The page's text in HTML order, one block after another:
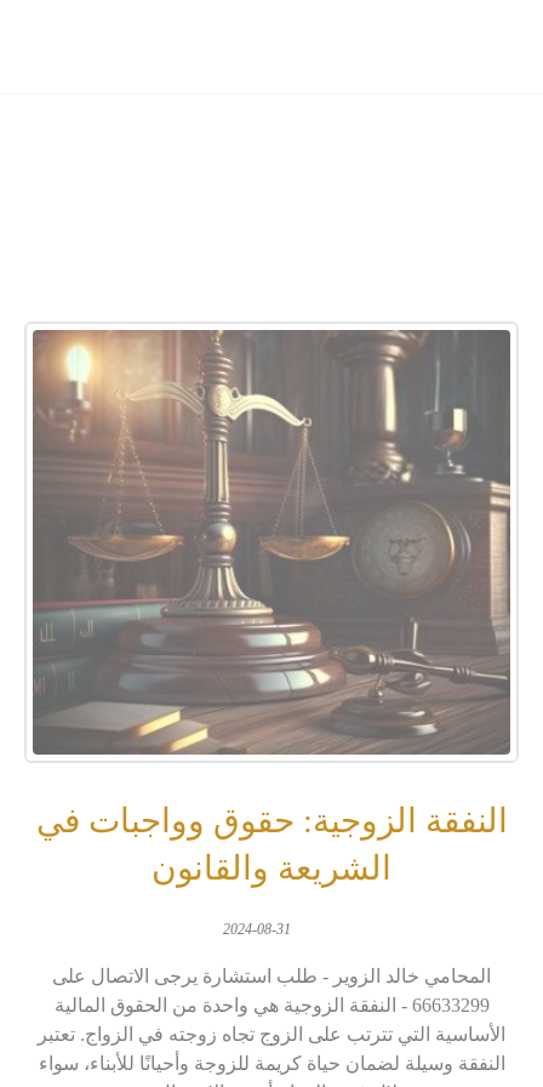
النفقة الزوجية: حقوق وواجبات في
الشريعة والقانون
2024-08-31
المحامي خالد الزوير - طلب استشارة يرجى الاتصال على
66633299 - النفقة الزوجية هي واحدة من الحقوق المالية
الأساسية التي تترتب على الزوج تجاه زوجته في الزواج. تعتبر
النفقة وسيلة لضمان حياة كريمة للزوجة وأحيانًا للأبناء، سواء